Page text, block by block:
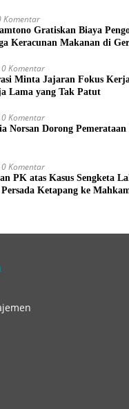
Komentar
Gratiskan Biaya
Keracunan Makanan di
0 Komentar
Minta Jajaran Fokus
Lama yang Tak Patut
0 Komentar
Norsan Dorong Pemerataan
0 Komentar
PK atas Kasus Sengketa
Ketapang ke